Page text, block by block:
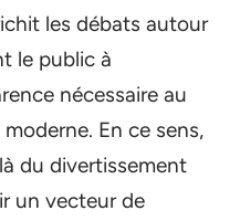
les débats autour
le public à
nécessaire au
En ce sens,
du divertissement
un vecteur de